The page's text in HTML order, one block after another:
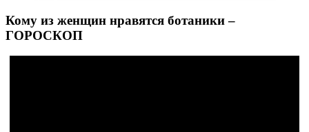
Кому из женщин нравятся ботаники –
ГОРОСКОП